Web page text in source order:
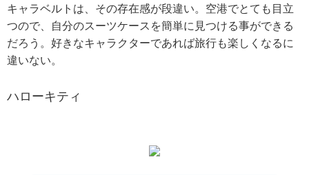
キャラベルトは、その存在感が段違い。空港でとても目立
つので、自分のスーツケースを簡単に見つける事ができる
だろう。好きなキャラクターであれば旅行も楽しくなるに
違いない。
ハローキティ